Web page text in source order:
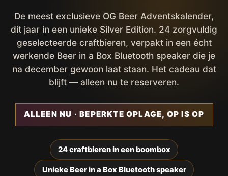
De meest exclusieve OG Beer Adventskalender,
dit jaar in een unieke Silver Edition. 24 zorgvuldig
geselecteerde craftbieren, verpakt in een écht
werkende Beer in a Box Bluetooth speaker die je
na december gewoon laat staan. Het cadeau dat
blijft — alleen nu te reserveren.
ALLEEN NU · BEPERKTE OPLAGE, OP IS OP
24 craftbieren in een boombox
Unieke Beer in a Box Bluetooth speaker